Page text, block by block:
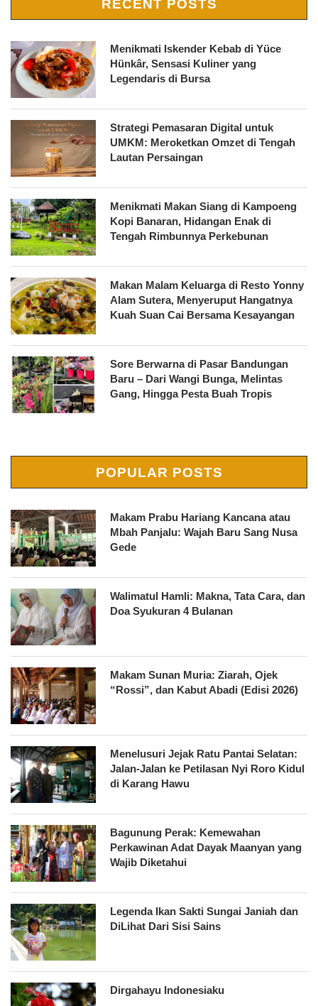
RECENT POSTS
Menikmati Iskender Kebab di Yüce
Hünkâr, Sensasi Kuliner yang
Legendaris di Bursa
Strategi Pemasaran Digital untuk
UMKM: Meroketkan Omzet di Tengah
Lautan Persaingan
Menikmati Makan Siang di Kampoeng
Kopi Banaran, Hidangan Enak di
Tengah Rimbunnya Perkebunan
Makan Malam Keluarga di Resto Yonny
Alam Sutera, Menyeruput Hangatnya
Kuah Suan Cai Bersama Kesayangan
Sore Berwarna di Pasar Bandungan
Baru – Dari Wangi Bunga, Melintas
Gang, Hingga Pesta Buah Tropis
POPULAR POSTS
Makam Prabu Hariang Kancana atau
Mbah Panjalu: Wajah Baru Sang Nusa
Gede
Walimatul Hamli: Makna, Tata Cara, dan
Doa Syukuran 4 Bulanan
Makam Sunan Muria: Ziarah, Ojek
“Rossi”, dan Kabut Abadi (Edisi 2026)
Menelusuri Jejak Ratu Pantai Selatan:
Jalan-Jalan ke Petilasan Nyi Roro Kidul
di Karang Hawu
Bagunung Perak: Kemewahan
Perkawinan Adat Dayak Maanyan yang
Wajib Diketahui
Legenda Ikan Sakti Sungai Janiah dan
DiLihat Dari Sisi Sains
Dirgahayu Indonesiaku